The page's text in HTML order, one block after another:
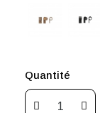
Quantité